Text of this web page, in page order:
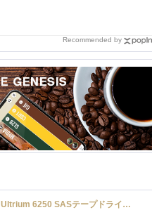
Recommended by
StoreEver LTO6 Ultrium 6250 SASテープドライブ(内蔵型)